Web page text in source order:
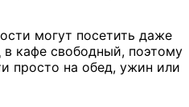
могут посетить даже
кафе свободный, поэтому
просто на обед, ужин или